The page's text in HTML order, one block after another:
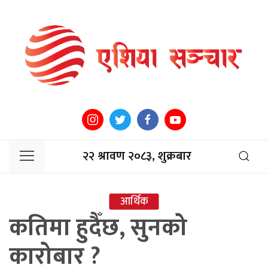
२२ श्रावण २०८३, शुक्रबार
आर्थिक
कतिमा हुदैँछ, सुनको
कारोबार ?